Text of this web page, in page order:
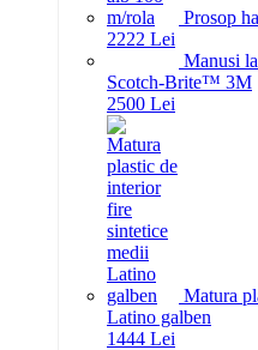
Prosop
2222 Lei
Manusi
Scotch-Brite™ 3M
2500 Lei
Matura
Latino galben
1444 Lei